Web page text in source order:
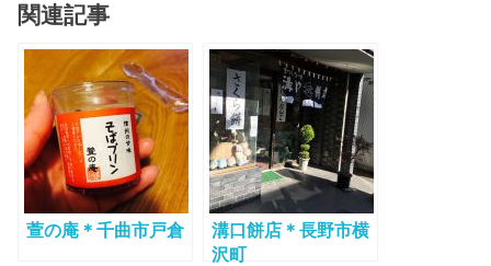
関連記事
萱の庵＊千曲市戸倉
溝口餅店＊長野市横
沢町